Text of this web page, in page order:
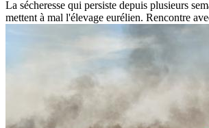
La sécheresse qui persiste depuis plusieurs
mettent à mal l'élevage eurélien. Rencontre